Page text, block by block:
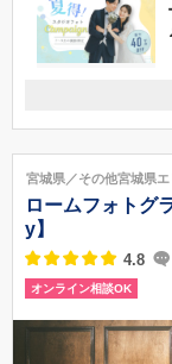
宮城県仙台市青葉区
8分
050-1702-1360
宮城県／その他宮城県エ
ロームフォトグ
y】
4.8
オンライン相談OK